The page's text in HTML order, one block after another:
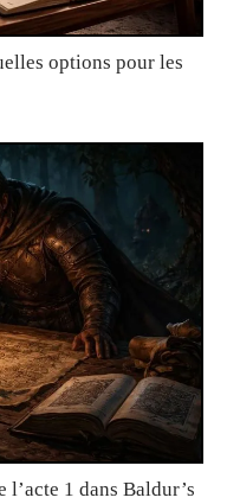
options pour les
l’acte 1 dans Baldur’s